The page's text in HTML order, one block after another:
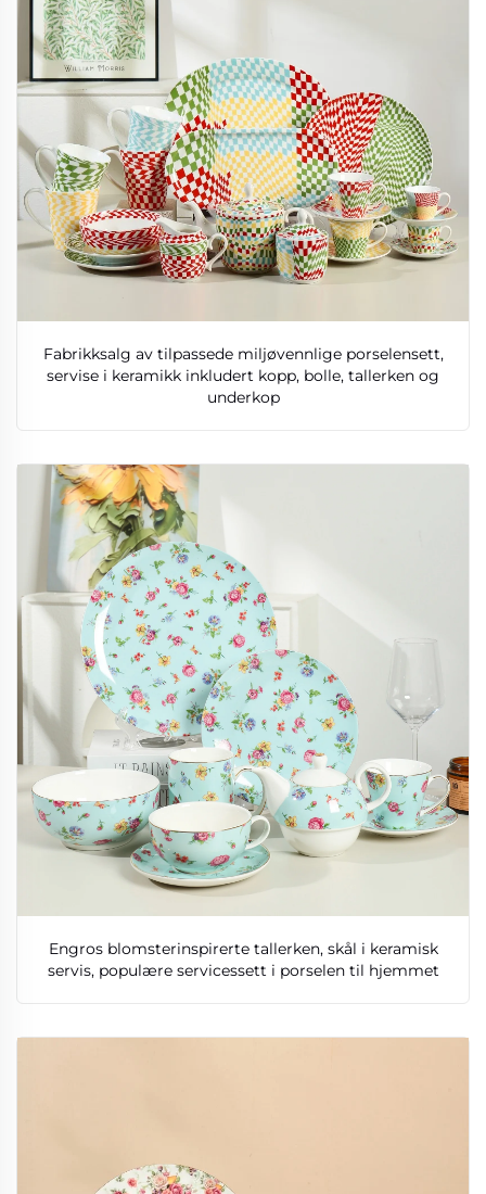
Fabrikksalg av tilpassede miljøvennlige porselensett,
servise i keramikk inkludert kopp, bolle, tallerken og
underkop
Engros blomsterinspirerte tallerken, skål i keramisk
servis, populære servicessett i porselen til hjemmet